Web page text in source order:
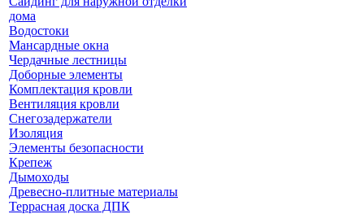
дома
Водостоки
Мансардные окна
Чердачные лестницы
Доборные элементы
Комплектация кровли
Вентиляция кровли
Снегозадержатели
Изоляция
Элементы безопасности
Крепеж
Дымоходы
Древесно-плитные материалы
Террасная доска ДПК